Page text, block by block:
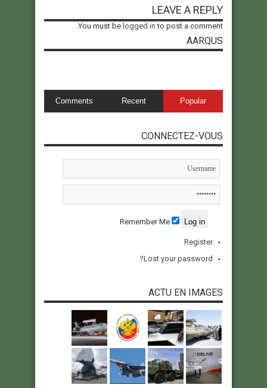
LEAVE A REPLY
You must be logged in to post a comment.
AARQUS
Popular
Recent
Comments
CONNECTEZ-VOUS
Register
Lost your password?
ACTU EN IMAGES